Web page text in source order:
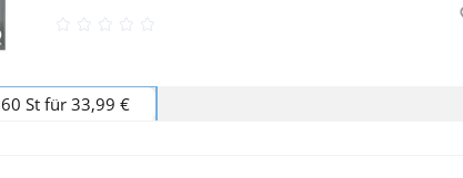
60 St für 33,99 €